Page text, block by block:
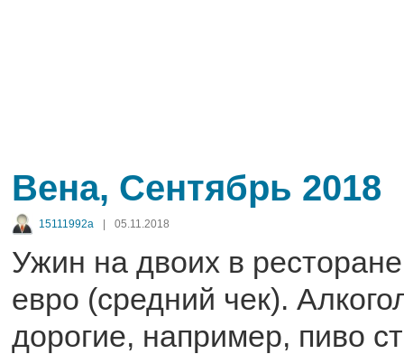
Вена, Сентябрь 2018
15111992a 05.11.2018
Ужин на двоих в
евро (средний чек).
дорогие, например, пиво